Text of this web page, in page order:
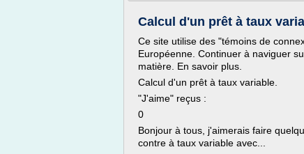
Calcul d'un prêt à taux
Ce site utilise des "témoins de
Européenne. Continuer à naviguer
matière. En savoir plus.
Calcul d'un prêt à taux variable.
"J'aime" reçus :
0
Bonjour à tous, j'aimerais faire
contre à taux variable avec...